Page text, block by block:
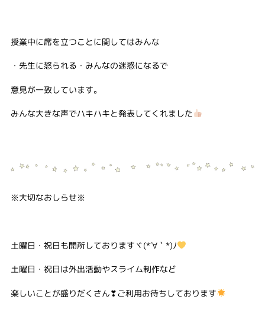
授業中に席を立つことに関してはみんな
・先生に怒られる・みんなの迷惑になるで
意見が一致しています。
みんな大きな声でハキハキと発表してくれました
※大切なおしらせ※
土曜日・祝日も開所しておりますヾ(*´∀｀*)ﾉ
土曜日・祝日は外出活動やスライム制作など
楽しいことが盛りだくさん❣ご利用お待ちしております